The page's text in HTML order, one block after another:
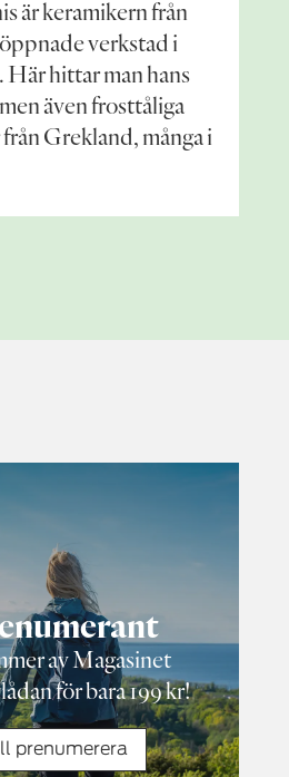
är keramikern från
verkstad i
Här hittar man hans
även frosttåliga
Grekland, många i
av Magasinet
för bara 199 kr!
prenumerera